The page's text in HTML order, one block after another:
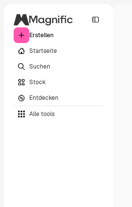
Erstellen
Startseite
Suchen
Stock
Entdecken
Alle tools